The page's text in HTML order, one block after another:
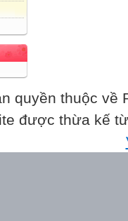
Answer the
2. What is the
LIFE IN THE
quyền thuộc về
được thừa kế